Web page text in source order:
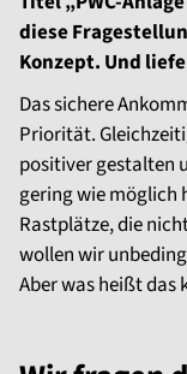
diese
Konzept. Und
Das sichere
Priorität.
positiver gestalten
gering wie möglich
Rastplätze, die
wollen wir
Aber was heißt das